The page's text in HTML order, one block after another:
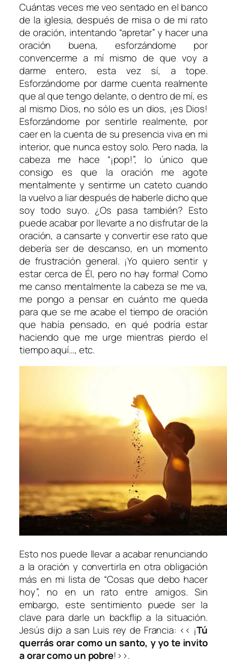
Cuántas veces me veo sentado en el banco
de la iglesia, después de misa o de mi rato
de oración, intentando “apretar” y hacer una
oración buena, esforzándome por
convencerme a mí mismo de que voy a
darme entero, esta vez sí, a tope.
Esforzándome por darme cuenta realmente
que al que tengo delante, o dentro de mí, es
al mismo Dios, no sólo es un dios, ¡es Dios!
Esforzándome por sentirle realmente, por
caer en la cuenta de su presencia viva en mi
interior, que nunca estoy solo. Pero nada, la
cabeza me hace “¡pop!”, lo único que
consigo es que la oración me agote
mentalmente y sentirme un cateto cuando
la vuelvo a liar después de haberle dicho que
soy todo suyo. ¿Os pasa también? Esto
puede acabar por llevarte a no disfrutar de la
oración, a cansarte y convertir ese rato que
debería ser de descanso, en un momento
de frustración general. ¡Yo quiero sentir y
estar cerca de Él, pero no hay forma! Como
me canso mentalmente la cabeza se me va,
me pongo a pensar en cuánto me queda
para que se me acabe el tiempo de oración
que había pensado, en qué podría estar
haciendo que me urge mientras pierdo el
tiempo aquí…, etc.
Esto nos puede llevar a acabar renunciando
a la oración y convertirla en otra obligación
más en mi lista de “Cosas que debo hacer
hoy”, no en un rato entre amigos. Sin
embargo, este sentimiento puede ser la
clave para darle un backflip a la situación.
Jesús dijo a san Luis rey de Francia: ‹‹ ¡Tú
querrás orar como un santo, y yo te invito
a orar como un pobre!››.